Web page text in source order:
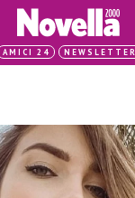
AMICI 24 NEWSLETTER